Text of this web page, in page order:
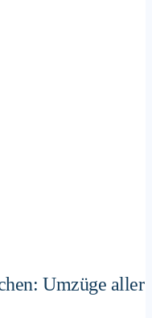
Umzüge aller